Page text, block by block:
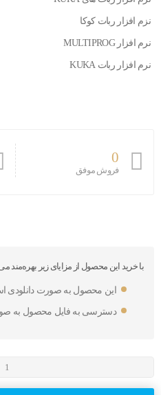
نزم افزار ربات کوکا
نرم افزار MULTIPROG
نرم افزار ربات KUKA
0
فروش موفق
با خرید این محصول از مزایای زیر بهره‌مند
این محصول به صورت دانلودی
دسترسی به فایل محصول به